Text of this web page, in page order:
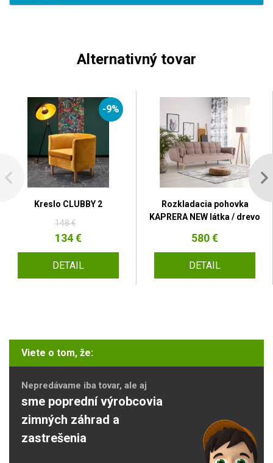
Alternativný tovar
-9%
Kreslo CLUBBY 2
148 €
134 €
DETAIL
Rozkladacia pohovka
KAPRERA NEW látka / drevo
580 €
DETAIL
Viete o tom, že:
Nepredávame iba tovar, ale aj
sme poprední výrobcovia
zimných záhrad a
zastrešenia